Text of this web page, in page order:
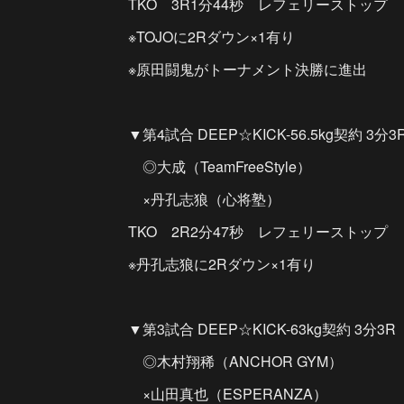
※TOJOに2Rダウン×1有り
※原田闘鬼がトーナメント決勝に進出
▼第4試合 DEEP☆KICK-56.5kg契約 3分
◎大成（TeamFreeStyle）
×丹孔志狼（心将塾）
TKO 2R2分47秒 レフェリーストップ
※丹孔志狼に2Rダウン×1有り
▼第3試合 DEEP☆KICK-63kg契約 3分3R
◎木村翔稀（ANCHOR GYM）
×山田真也（ESPERANZA）